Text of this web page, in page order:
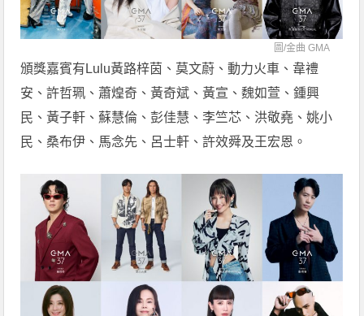
圖/金曲 GMA
頒獎嘉賓有Lulu黃路梓茵、莫文蔚、動力火車、韋禮
安、許哲珮、蕭煌奇、黃奇斌、黃宣、魏如萱、鍾興
民、黃子軒、蘇慧倫、彭佳慧、李竺芯、洪敬堯、姚小
民、桑布伊、馬念先、呂士軒、許效舜及王宏恩。